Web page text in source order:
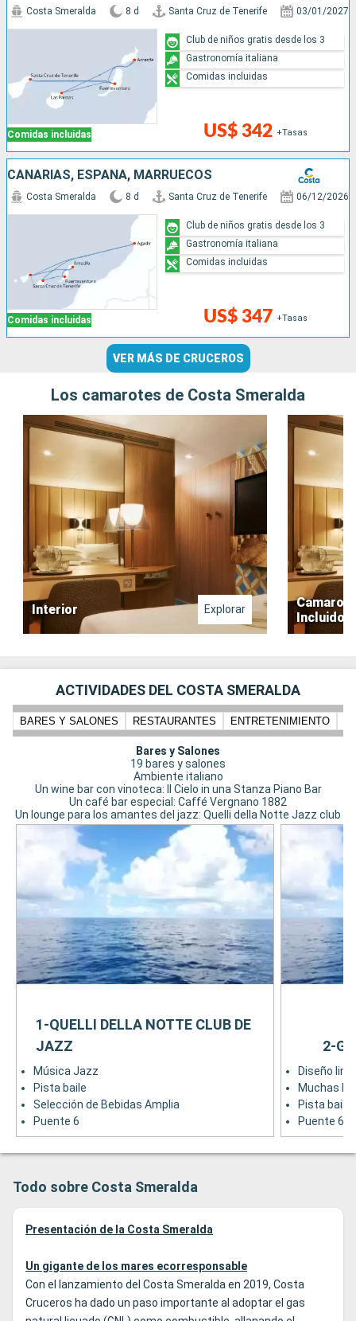
Comidas incluidas
Costa Smeralda 8 d Santa Cruz de Tenerife 03/01/2027
US$ 342 +Tasas
Club de niños gratis desde los 3
Gastronomía italiana
Comidas incluidas
CANARIAS, ESPAÑA, MARRUECOS
Comidas incluidas
Costa Smeralda 8 d Santa Cruz de Tenerife 06/12/2026
US$ 347 +Tasas
Club de niños gratis desde los 3
Gastronomía italiana
Comidas incluidas
VER MÁS DE CRUCEROS
Los camarotes de Costa Smeralda
Interior Explorar
Incluido
ACTIVIDADES DEL COSTA SMERALDA
BARES Y SALONES RESTAURANTES ENTRETENIMIENTO
Bares y Salones
19 bares y salones
Ambiente italiano
Un wine bar con vinoteca: Il Cielo in una Stanza Piano Bar
Un café bar especial: Caffé Vergnano 1882
Un lounge para los amantes del jazz: Quelli della Notte Jazz club
Música Jazz
Pista baile
Selección de Bebidas Amplia
Puente 6
1-QUELLI DELLA NOTTE CLUB DE
JAZZ
Diseño
Muchas
Pista baile
Puente 6
2-
Todo sobre Costa Smeralda
Presentación de la Costa Smeralda
Un gigante de los mares ecorresponsable
Con el lanzamiento del Costa Smeralda en 2019, Costa
Cruceros ha dado un paso importante al adoptar el gas